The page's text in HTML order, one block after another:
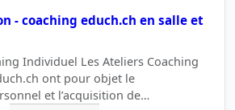
- coaching educh.ch en salle et
Individuel Les Ateliers Coaching
ont pour objet le
et l’acquisition de…